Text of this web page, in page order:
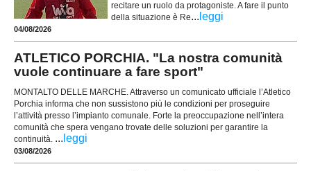
recitare un ruolo da protagoniste. A fare il punto
della situazione è Re... leggi
04/08/2026
ATLETICO PORCHIA. "La nostra comunità
vuole continuare a fare sport"
MONTALTO DELLE MARCHE. Attraverso un comunicato ufficiale l’Atletico
Porchia informa che non sussistono più le condizioni per proseguire
l’attività presso l’impianto comunale. Forte la preoccupazione nell’intera
comunità che spera vengano trovate delle soluzioni per garantire la
continuità. ... leggi
03/08/2026